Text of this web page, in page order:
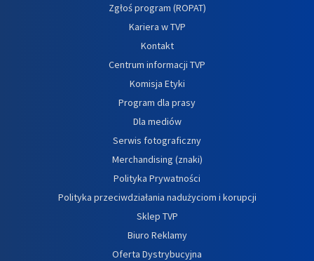
Zgłoś program (ROPAT)
Kariera w TVP
Kontakt
Centrum informacji TVP
Komisja Etyki
Program dla prasy
Dla mediów
Serwis fotograficzny
Merchandising (znaki)
Polityka Prywatności
Polityka przeciwdziałania nadużyciom i korupcji
Sklep TVP
Biuro Reklamy
Oferta Dystrybucyjna